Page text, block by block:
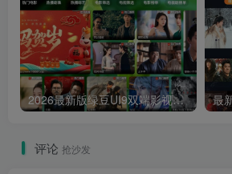
2026最新版绿豆UI9双端影视APP源码
评论 抢沙发